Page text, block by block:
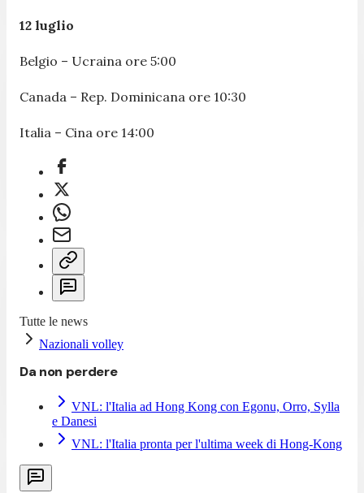
12 luglio
Belgio – Ucraina ore 5:00
Canada – Rep. Dominicana ore 10:30
Italia – Cina ore 14:00
Tutte le news
Nazionali volley
Da non perdere
VNL: l'Italia ad Hong Kong con Egonu, Orro, Sylla
e Danesi
VNL: l'Italia pronta per l'ultima week di Hong-Kong